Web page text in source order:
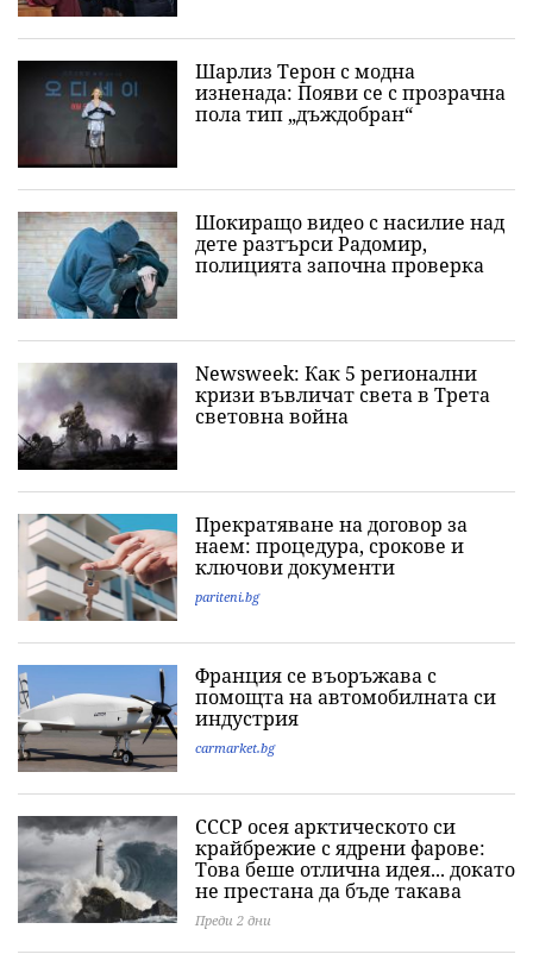
Шарлиз Терон с модна
изненада: Появи се с прозрачна
пола тип „дъждобран“
Шокиращо видео с насилие над
дете разтърси Радомир,
полицията започна проверка
Newsweek: Как 5 регионални
кризи въвличат света в Трета
световна война
Прекратяване на договор за
наем: процедура, срокове и
ключови документи
pariteni.bg
Франция се въоръжава с
помощта на автомобилната си
индустрия
carmarket.bg
СССР осея арктическото си
крайбрежие с ядрени фарове:
Това беше отлична идея... докато
не престана да бъде такава
Преди 2 дни